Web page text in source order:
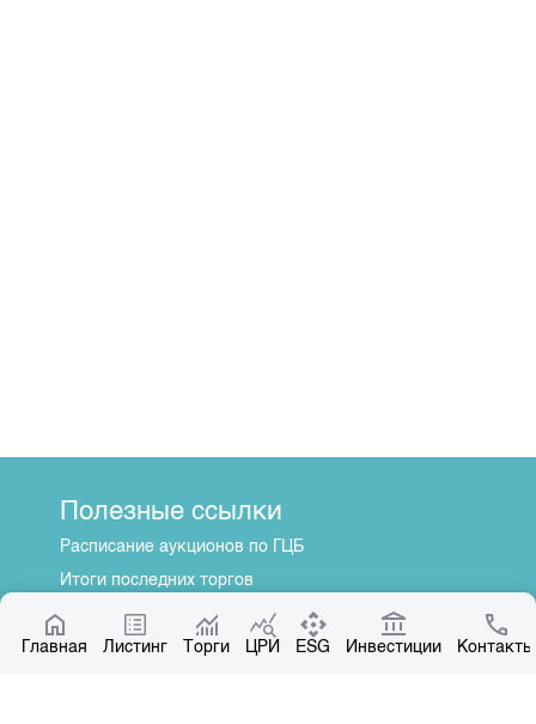
Главная Листинг Торги ЦРИ ESG Инвестиции Контакты
Полезные ссылки
Расписание аукционов по ГЦБ
Итоги последних торгов
Котировки по ЦБ
Центр раскрытия информации